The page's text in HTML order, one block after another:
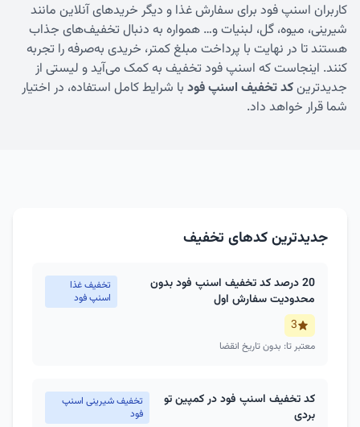
کاربران اسنپ فود برای سفارش غذا و دیگر خریدهای آنلاین مانند
شیرینی، میوه، گل، لبنیات و… همواره به دنبال تخفیف‌های جذاب
هستند تا در نهایت با پرداخت مبلغ کمتر، خریدی به‌صرفه را تجربه
کنند. اینجاست که اسنپ فود تخفیف به کمک می‌آید و لیستی از
جدیدترینکد تخفیف اسنپ فود با شرایط کامل استفاده، در اختیار
شما قرار خواهد داد.
جدیدترین کدهای تخفیف
20 درصد کد تخفیف اسنپ فود بدون
محدودیت سفارش اول
تخفیف غذا
اسنپ فود
3
معتبر تا: بدون تاریخ انقضا
کد تخفیف اسنپ فود در کمپین تو
بردی
تخفیف شیرینی اسنپ
فود